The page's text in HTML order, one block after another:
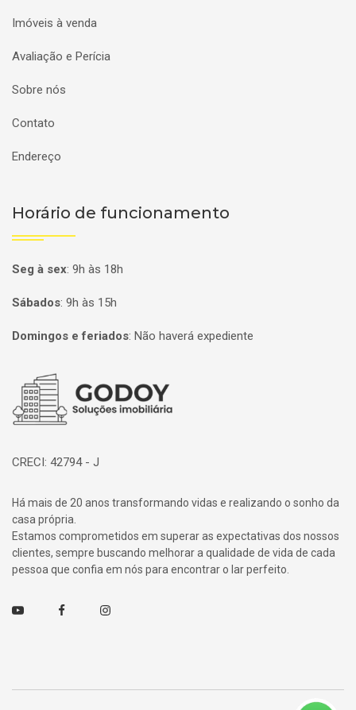
Imóveis à venda
Avaliação e Perícia
Sobre nós
Contato
Endereço
Horário de funcionamento
Seg à sex: 9h às 18h
Sábados: 9h às 15h
Domingos e feriados: Não haverá expediente
Página inicial
CRECI: 42794 - J
Há mais de 20 anos transformando vidas e realizando o sonho da
casa própria.
Estamos comprometidos em superar as expectativas dos nossos
clientes, sempre buscando melhorar a qualidade de vida de cada
pessoa que confia em nós para encontrar o lar perfeito.
Youtube FacebookInstagram